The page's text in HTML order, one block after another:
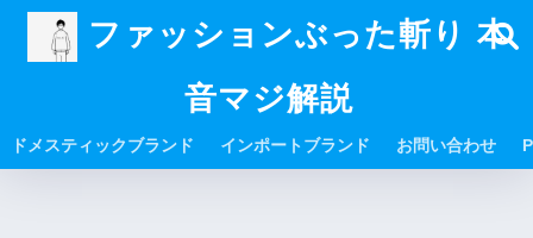
ファッションぶった斬り 本
音マジ解説
ドメスティックブランド インポートブランド お問い合わせ